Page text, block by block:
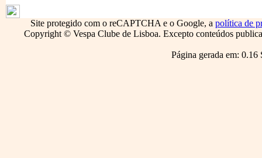
Site protegido com o reCAPTCHA e o Google, a política de
Copyright © Vespa Clube de Lisboa. Excepto conteúdos
Página gerada em: 0.16